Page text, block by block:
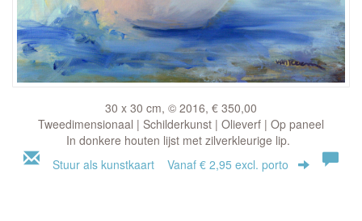
30 x 30 cm, © 2016, € 350,00
Tweedimensionaal | Schilderkunst | Olieverf | Op paneel
In donkere houten lijst met zilverkleurige lip.
Stuur als kunstkaart Vanaf € 2,95 excl. porto